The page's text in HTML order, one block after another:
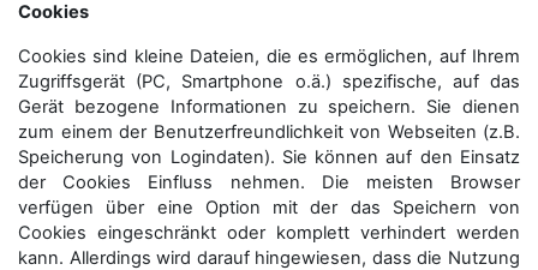
Cookies
Cookies sind kleine Dateien, die es ermöglichen, auf Ihrem
Zugriffsgerät (PC, Smartphone o.ä.) spezifische, auf das
Gerät bezogene Informationen zu speichern. Sie dienen
zum einem der Benutzerfreundlichkeit von Webseiten (z.B.
Speicherung von Logindaten). Sie können auf den Einsatz
der Cookies Einfluss nehmen. Die meisten Browser
verfügen über eine Option mit der das Speichern von
Cookies eingeschränkt oder komplett verhindert werden
kann. Allerdings wird darauf hingewiesen, dass die Nutzung